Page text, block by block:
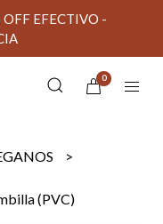
OFF EFECTIVO -
0
(PVC)